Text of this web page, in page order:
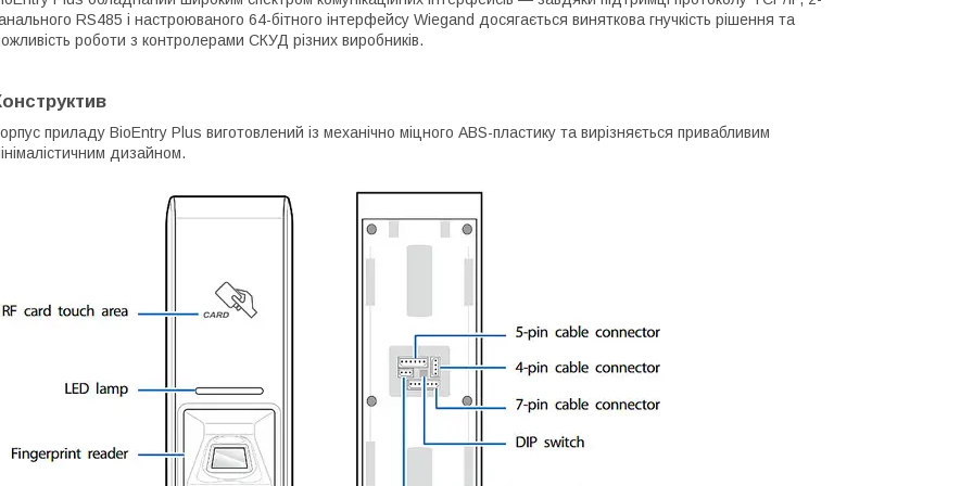
RS485 і настроюваного 64-бітного інтерфейсу Wiegand досягається виняткова гнучкість рішення та
роботи з контролерами СКУД різних виробників.
приладу BioEntry Plus виготовлений із механічно міцного ABS-пластику та вирізняється привабливим
дизайном.